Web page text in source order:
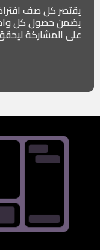
يضمن حصول كل
على المشاركة